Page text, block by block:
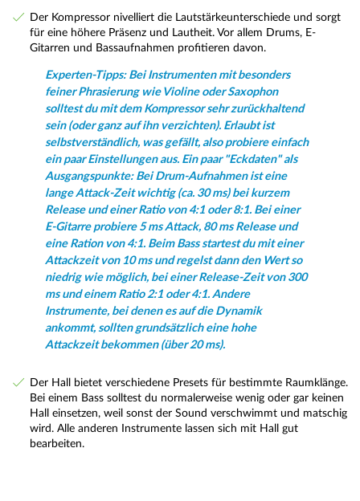
Der Kompressor nivelliert die Lautstärkeunterschiede und sorgt
für eine höhere Präsenz und Lautheit. Vor allem Drums, E-
Gitarren und Bassaufnahmen profitieren davon.
Experten-Tipps: Bei Instrumenten mit besonders
feiner Phrasierung wie Violine oder Saxophon
solltest du mit dem Kompressor sehr zurückhaltend
sein (oder ganz auf ihn verzichten). Erlaubt ist
selbstverständlich, was gefällt, also probiere einfach
ein paar Einstellungen aus. Ein paar "Eckdaten" als
Ausgangspunkte: Bei Drum-Aufnahmen ist eine
lange Attack-Zeit wichtig (ca. 30 ms) bei kurzem
Release und einer Ratio von 4:1 oder 8:1. Bei einer
E-Gitarre probiere 5 ms Attack, 80 ms Release und
eine Ration von 4:1. Beim Bass startest du mit einer
Attackzeit von 10 ms und regelst dann den Wert so
niedrig wie möglich, bei einer Release-Zeit von 300
ms und einem Ratio 2:1 oder 4:1. Andere
Instrumente, bei denen es auf die Dynamik
ankommt, sollten grundsätzlich eine hohe
Attackzeit bekommen (über 20 ms).
Der Hall bietet verschiedene Presets für bestimmte Raumklänge.
Bei einem Bass solltest du normalerweise wenig oder gar keinen
Hall einsetzen, weil sonst der Sound verschwimmt und matschig
wird. Alle anderen Instrumente lassen sich mit Hall gut
bearbeiten.